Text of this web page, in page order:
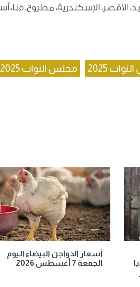
الأقصر، الإسكندرية، مطروح، قنا،
2025 مجلس النواب 2025
أسعار الدواجن البيضاء اليوم
الجمعة 7 أغسطس 2026